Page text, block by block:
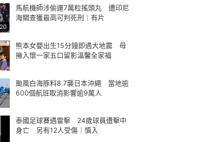
馬航機師涉偷運7萬粒搖頭丸 遭印尼
海關查獲最高可判死刑｜有片
熊本女嬰出生15分鐘即遇大地震 母
擁入懷一家五口留影溫馨全家福
颱風白海豚料8.7襲日本沖繩 當地逾
600個航班取消影響逾9萬人
泰國足球賽遇雷擊 24歲球員遭擊中
身亡 另有12人受傷｜慎入